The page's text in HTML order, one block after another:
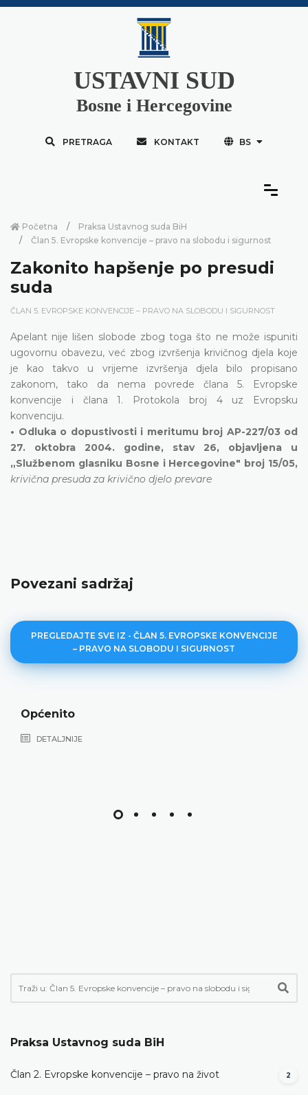
USTAVNI SUD
Bosne i Hercegovine
PRETRAGA KONTAKT BS
Početna
Praksa Ustavnog suda BiH
Član 5. Evropske konvencije – pravo na slobodu i sigurnost
Zakonito hapšenje po presudi
suda
ČLAN 5. EVROPSKE KONVENCIJE – PRAVO NA SLOBODU I SIGURNOST
Apelant nije lišen slobode zbog toga što ne može ispuniti
ugovornu obavezu, već zbog izvršenja krivičnog djela koje
je kao takvo u vrijeme izvršenja djela bilo propisano
zakonom, tako da nema povrede člana 5. Evropske
konvencije i člana 1. Protokola broj 4 uz Evropsku
konvenciju.
• Odluka o dopustivosti i meritumu broj AP-227/03 od
27. oktobra 2004. godine, stav 26, objavljena u
„Službenom glasniku Bosne i Hercegovine" broj 15/05,
krivična presuda za krivično djelo prevare
Povezani sadržaj
PREGLEDAJTE SVE IZ - ČLAN 5. EVROPSKE KONVENCIJE
– PRAVO NA SLOBODU I SIGURNOST
Općenito
DETALJNIJE
Praksa Ustavnog suda BiH
Član 2. Evropske konvencije – pravo na život 2